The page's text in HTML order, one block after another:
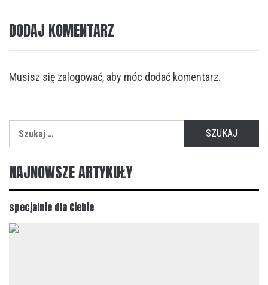
DODAJ KOMENTARZ
Musisz się zalogować, aby móc dodać komentarz.
NAJNOWSZE ARTYKUŁY
specjalnie dla Ciebie